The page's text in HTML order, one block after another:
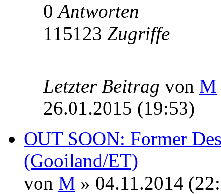
0Antworten
115123 Zugriffe
Letzter Beitrag von M
26.01.2015 (19:53)
OUT SOON: Former
(Gooiland/ET)
von M » 04.11.2014